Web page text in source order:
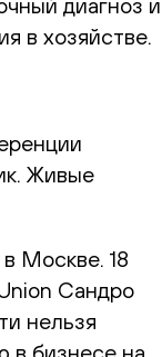
в хозяйстве.
Живые
Москве. 18
Сандро
нельзя
в бизнесе на